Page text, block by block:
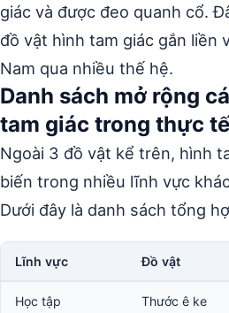
giác và được đeo quanh cổ.
đồ vật hình tam giác gắn liền
Nam qua nhiều thế hệ.
Danh sách mở rộng
tam giác trong thực tế
Ngoài 3 đồ vật kể trên, hình
biến trong nhiều lĩnh vực
Dưới đây là danh sách tổng
Lĩnh vực Đồ vật
Học tập Thước ê ke